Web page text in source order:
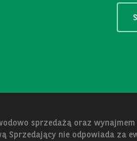
sprzedażą oraz wynajmem
nie odpowiada za